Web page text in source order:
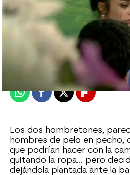
10 de diciembre de
WhatsappFacebook
X Flipboard
Los dos hombretones,
hombres de pelo en pecho,
que podrían hacer con la
quitando la ropa... pero
dejándola plantada ante la